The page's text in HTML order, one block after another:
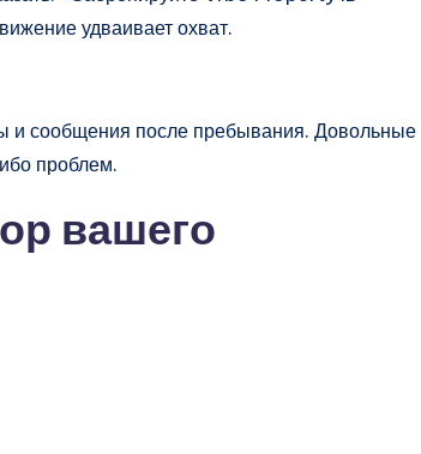
удваивает охват.
и сообщения после пребывания. Довольные
проблем.
вашего